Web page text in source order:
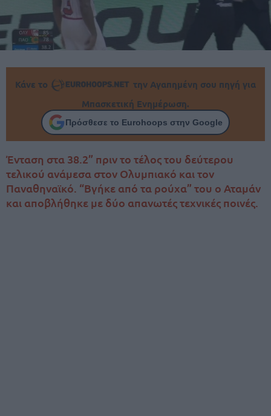
Κάνε το
την Αγαπημένη σου πηγή για
Μπασκετική Ενημέρωση.
Πρόσθεσε το Eurohoops στην Google
Ένταση στα 38.2” πριν το τέλος του δεύτερου
τελικού ανάμεσα στον Ολυμπιακό και τον
Παναθηναϊκό. “Βγήκε από τα ρούχα” του ο Αταμάν
και αποβλήθηκε με δύο απανωτές τεχνικές ποινές.